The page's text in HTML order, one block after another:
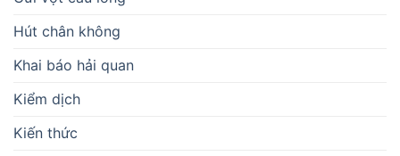
Hút chân không
Khai báo hải quan
Kiểm dịch
Kiến thức